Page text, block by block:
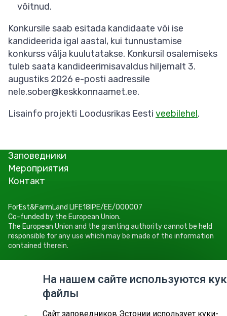
võitnud.
Konkursile saab esitada kandidaate või ise
kandideerida igal aastal, kui tunnustamise
konkurss välja kuulutatakse. Konkursil osalemiseks
tuleb saata kandideerimisavaldus hiljemalt 3.
augustiks 2026 e-posti aadressile
nele.sober@keskkonnaamet.ee.
Lisainfo projekti Loodusrikas Eesti veebilehel.
Заповедники
Мероприятия
Контакт
ForEst&FarmLand LIFE18IPE/EE/000007
Co-funded by the European Union.
The European Union and the granting authority cannot be held
responsible for any use which may be made of the information
contained therein.
Roheline 64, 80010 Pärnu
Tel +372 662 5999
E-post: info@keskkonnaamet.ee
На нашем сайте используются
файлы
Cайт заповедников Эстонии использует куки-